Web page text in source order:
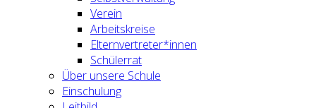
Verein
Arbeitskreise
Elternvertreter*innen
Schülerrat
Über unsere Schule
Einschulung